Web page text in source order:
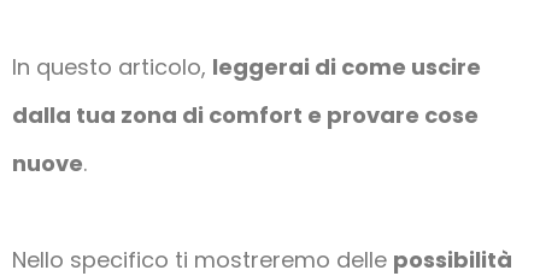
In questo articolo, leggerai di come uscire
dalla tua zona di comfort e provare cose
nuove.
Nello specifico ti mostreremo delle possibilità